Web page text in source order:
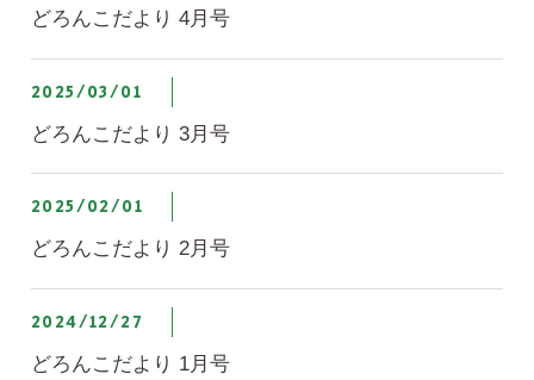
どろんこだより 4月号
2025/03/01
どろんこだより 3月号
2025/02/01
どろんこだより 2月号
2024/12/27
どろんこだより 1月号